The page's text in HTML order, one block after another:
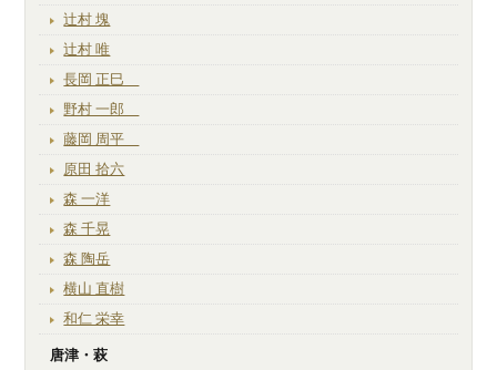
辻村 塊
辻村 唯
長岡 正巳
野村 一郎
藤岡 周平
原田 拾六
森 一洋
森 千晃
森 陶岳
横山 直樹
和仁 栄幸
唐津・萩